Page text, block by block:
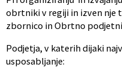
obrtniki v regiji in izven nje
zbornico in Obrtno
Podjetja, v katerih dijaki
usposabljanje: